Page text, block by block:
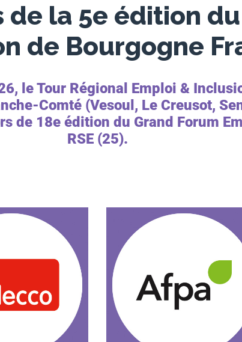
la 5e édition
de Bourgogne
le Tour Régional Emploi &
Comté (Vesoul, Le Creusot,
de 18e édition du Grand Forum
RSE (25).